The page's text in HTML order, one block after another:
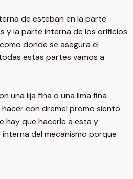
de esteban en la parte
y la parte interna de los orificios
donde se asegura el
estas partes vamos a
una lija fina o una lima fina
con dremel promo siento
hay que hacerle a esta y
del mecanismo porque